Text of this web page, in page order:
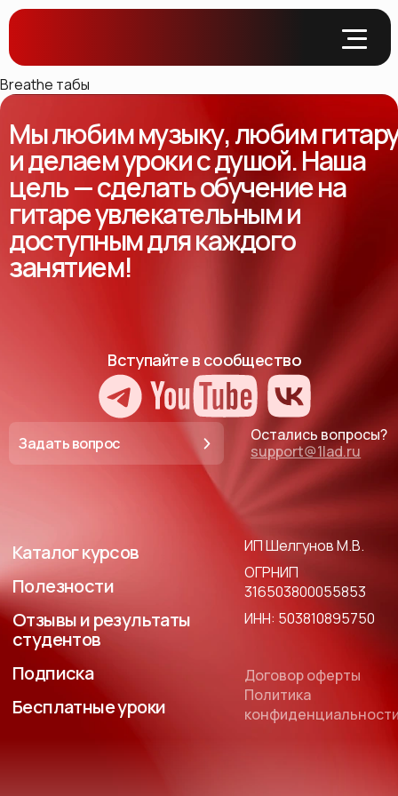
Breathe табы
Мы любим музыку, любим
и делаем уроки с душой. Наша
цель — сделать обучение на
гитаре увлекательным и
доступным для каждого
занятием!
Вступайте в сообщество
Остались вопросы?
support@1lad.ru
Задать вопрос
Каталог курсов
Полезности
Отзывы и результаты
студентов
Подписка
Бесплатные уроки
ИП Шелгунов М.В.
ОГРНИП
316503800055853
ИНН: 503810895750
Договор оферты
Политика